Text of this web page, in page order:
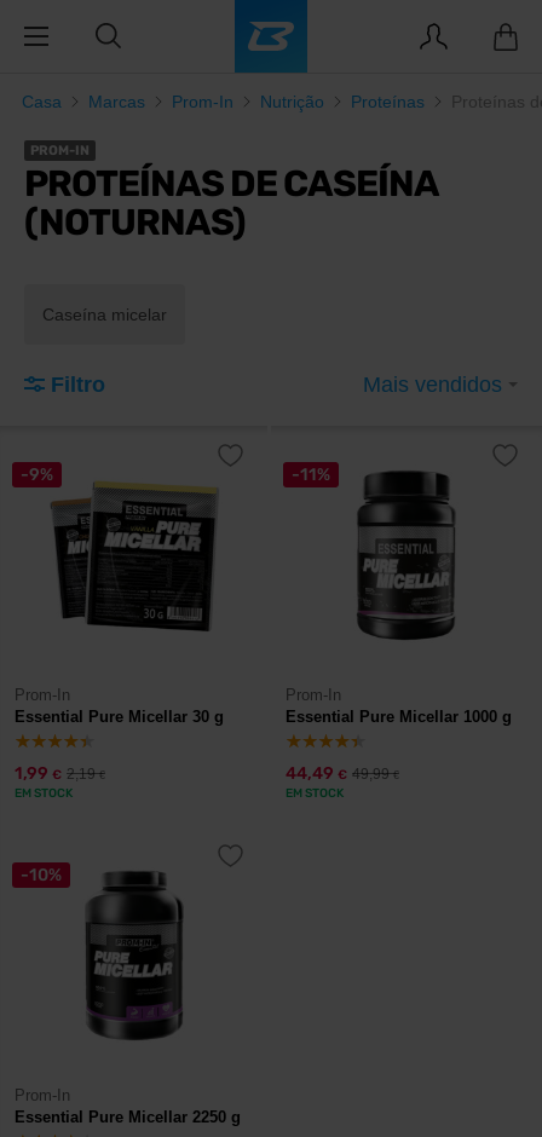
Casa Marcas Prom-In Nutrição Proteínas Proteínas
PROM-IN
PROTEÍNAS DE CASEÍNA
(NOTURNAS)
Caseína micelar
Filtro Mais vendidos
-9%
Prom-In
Essential Pure Micellar 30 g
1,99 € 2,19€
EM STOCK
-11%
Prom-In
Essential Pure Micellar 1000 g
44,49 € 49,99€
EM STOCK
-10%
Prom-In
Essential Pure Micellar 2250 g